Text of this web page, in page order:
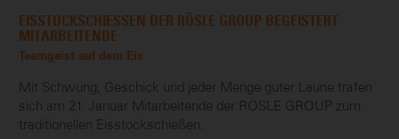
EISSTOCKSCHIESSEN DER RÖSLE GROUP BEGEISTERT M
ITARBEITENDE
Teamgeist auf dem Eis
Mit Schwung, Geschick und jeder Menge guter Laune trafen
sich am 21. Januar Mitarbeitende der RÖSLE GROUP zum
traditionellen Eisstockschießen.